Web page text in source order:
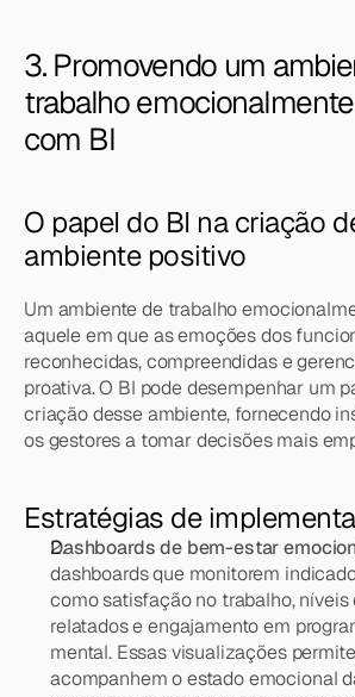
3. Promovendo um
trabalho
com BI
O papel do BI na criação
ambiente positivo
Um ambiente de trabalho
aquele em que as emoções dos
reconhecidas, compreendidas e
proativa. O BI pode desempenhar um
criação desse ambiente, fornecendo
os gestores a tomar decisões mais
Estratégias de
Dashboards de bem-estar
dashboards que monitorem
como satisfação no trabalho, níveis
relatados e engajamento em
mental. Essas visualizações
acompanhem o estado emocional